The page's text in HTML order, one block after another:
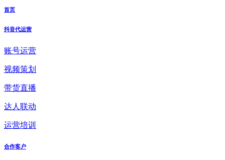
首页
抖音代运营
账号运营
视频策划
带货直播
达人联动
运营培训
合作客户